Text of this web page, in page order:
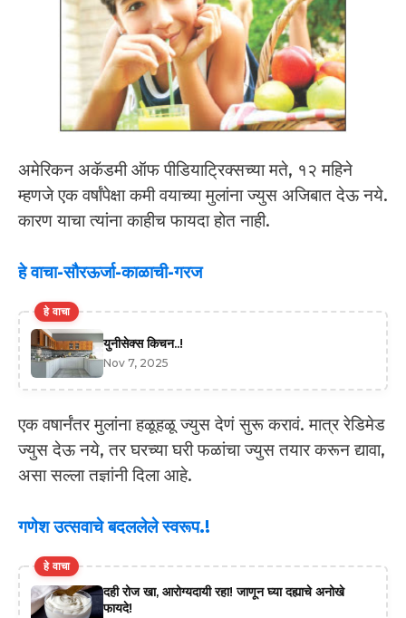
अमेरिकन अकॅडमी ऑफ पीडियाट्रिक्सच्या मते, १२ महिने
म्हणजे एक वर्षांपेक्षा कमी वयाच्या मुलांना ज्युस अजिबात देऊ नये.
कारण याचा त्यांना काहीच फायदा होत नाही.
हे वाचा-सौरऊर्जा-काळाची-गरज
हे वाचा
युनीसेक्स किचन..!
Nov 7, 2025
एक वषार्नंतर मुलांना हळूहळू ज्युस देणं सुरू करावं. मात्र रेडिमेड
ज्युस देऊ नये, तर घरच्या घरी फळांचा ज्युस तयार करून द्यावा,
असा सल्ला तज्ञांनी दिला आहे.
गणेश उत्सवाचे बदललेले स्वरूप.!
हे वाचा
दही रोज खा, आरोग्यदायी रहा! जाणून घ्या दह्याचे अनोखे
फायदे!